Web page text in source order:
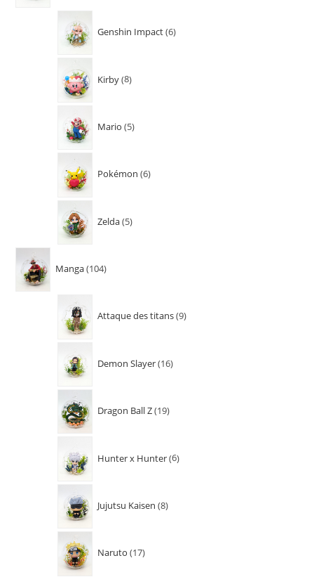
Genshin Impact 6
Kirby 8
Mario 5
Pokémon 6
Zelda 5
Manga 104
Attaque des titans 9
Demon Slayer 16
Dragon Ball Z 19
Hunter x Hunter 6
Jujutsu Kaisen 8
Naruto 17